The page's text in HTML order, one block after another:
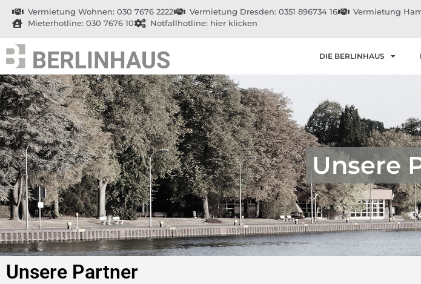
Vermietung Wohnen: 030 7676 2222 Vermietung Dresden: 0351 896734 16 Vermietung
Mieterhotline: 030 7676 10
Notfallhotline: hier klicken
DIE BERLINHAUS
Unsere
Unsere Partner